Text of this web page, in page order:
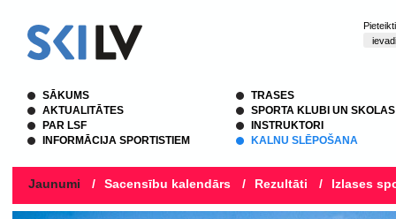
SĀKUMS
AKTUALITĀTES
PAR LSF
INFORMĀCIJA SPORTISTIEM
TRASES
SPORTA KLUBI UN SKOLAS
INSTRUKTORI
KALNU SLĒPOŠANA
Jaunumi / Sacensību kalendārs / Rezultāti / Izlases